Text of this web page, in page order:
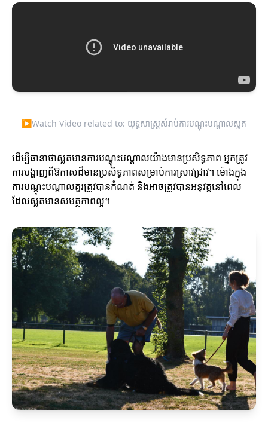
▶Watch Video related to: យុទ្ធសាស្ត្រសំរាប់ការបណ្តុះបណ្តាលស្លត
ដើម្បីធានាថាស្លតមានការបណ្តុះបណ្តាលយ៉ាងមានប្រសិទ្ធភាព អ្នកត្រូវ
ការបង្ហាញពីឱកាសដ៏មានប្រសិទ្ធភាពសម្រាប់ការស្រាវជ្រាវ។ ម៉ោងក្នុង
ការបណ្តុះបណ្តាលគួរត្រូវបានកំណត់ និងអាចត្រូវបានអនុវត្តនៅពេល
ដែលស្លតមានសមត្ថភាពល្អ។